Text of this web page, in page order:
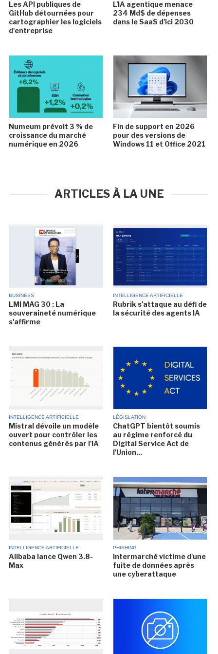
Les API publiques de
GitHub détournées pour
cartographier les logiciels
d'entreprise
L'IA agentique menace
234 Md$ de dépenses
dans le SaaS d'ici 2030
Numeum prévoit 3 % de
croissance du marché
numérique en 2026
Fin de support en 2026
pour des versions de
Windows 11 et Office 2021
ARTICLES À LA UNE
BUSINESS
LMI MAG 30 : La
souveraineté numérique
s'affirme
INTELLIGENCE ARTIFICIELLE
Rubrik s'attaque au défi de
la sécurité des agents IA
INTELLIGENCE ARTIFICIELLE
Mistral dévoile un modèle
ouvert pour contrôler les
contenus générés par l'IA
LÉGISLATION
ChatGPT bientôt soumis
au régime renforcé du
Digital Service Act de
l'Union...
INTELLIGENCE ARTIFICIELLE
Alibaba lance Qwen 3.8-
Max
PHISHING
Intermarché victime d'une
fuite de données après
une cyberattaque